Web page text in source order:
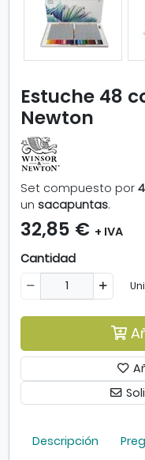
Estuche 48
Newton
Set compuesto por
unsacapuntas.
32,85 € + IVA
Cantidad
Descripción